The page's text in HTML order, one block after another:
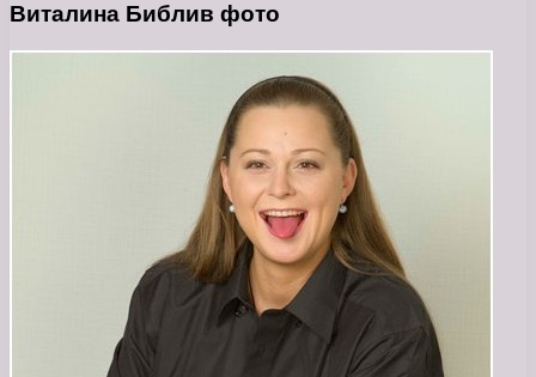
Виталина Библив фото